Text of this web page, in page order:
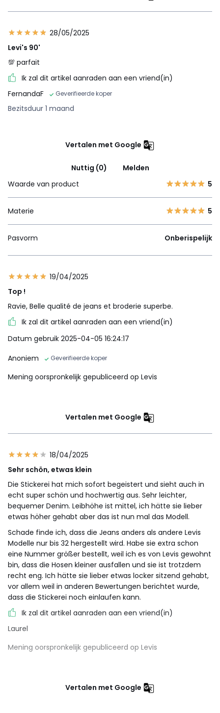
28/05/2025
Levi's 90'
💯 parfait
Ik zal dit artikel aanraden aan een vriend(in)
FernandaF
Geverifieerde koper
Bezitsduur 1 maand
Vertalen met Google
Nuttig (0)
Melden
Waarde van product
5
Materie 5
Pasvorm Onberispelijk
19/04/2025
Top !
Ravie, Belle qualité de jeans et broderie superbe.
Ik zal dit artikel aanraden aan een vriend(in)
Datum gebruik 2025-04-05 16:24:17
Anoniem
Geverifieerde koper
Mening oorspronkelijk gepubliceerd op Levis
Vertalen met Google
18/04/2025
Sehr schön, etwas klein
Die Stickerei hat mich sofort begeistert und sieht auch in
echt super schön und hochwertig aus. Sehr leichter,
bequemer Denim. Leibhöhe ist mittel, ich hätte sie lieber
etwas höher gehabt aber das ist nun mal das Modell.
Schade finde ich, dass die Jeans anders als andere Levis
Modelle nur bis 32 hergestellt wird. Habe sie extra schon
eine Nummer größer bestellt, weil ich es von Levis gewohnt
bin, dass die Hosen kleiner ausfallen und sie ist trotzdem
recht eng. Ich hätte sie lieber etwas locker sitzend gehabt,
vor allem weil in anderen Bewertungen berichtet wurde,
dass die Stickerei noch einlaufen kann.
Ik zal dit artikel aanraden aan een vriend(in)
Laurel
Mening oorspronkelijk gepubliceerd op Levis
Vertalen met Google